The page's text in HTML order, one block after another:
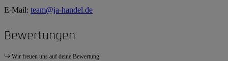
E-Mail: team@ja-handel.de
Bewertungen
Wir freuen uns auf deine Bewertung